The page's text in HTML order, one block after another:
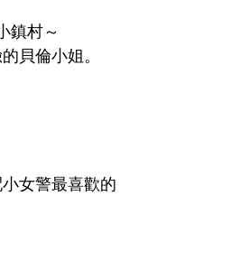
鎮村～
貝倫小姐。
女警最喜歡的